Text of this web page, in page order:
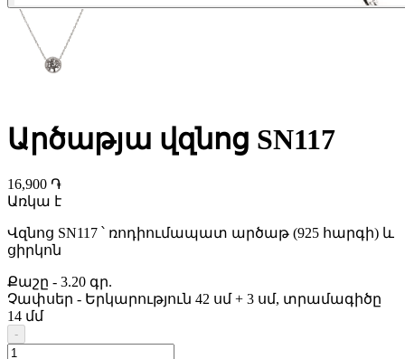
Արծաթյա վզնոց SN117
16,900 ֏
Առկա է
Վզնոց SN117 ՝ ռոդիումապատ արծաթ (925 հարգի) և
ցիրկոն
Քաշը - 3.20 գր.
Չափսեր - Երկարություն 42 սմ + 3 սմ, տրամագիծը
14 մմ
-